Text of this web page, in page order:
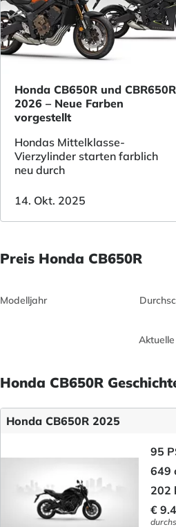
Honda CB650R und CBR650R
2026 – Neue Farben
vorgestellt
Hondas Mittelklasse-
Vierzylinder starten farblich
neu durch
14. Okt. 2025
Preis Honda CB650R
Modelljahr
Honda CB650R
Honda CB650R 2025
95
649
202
€